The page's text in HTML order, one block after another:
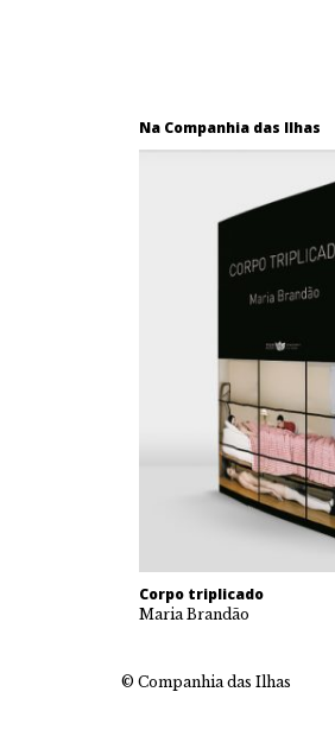
Na Companhia das Ilhas
Corpo triplicado
Maria Brandão
© Companhia das Ilhas